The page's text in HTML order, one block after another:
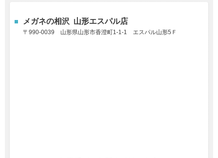
メガネの相沢 山形エスパル店
〒 990-0039 山形県山形市香澄町1-1-1 エスパル山形5Ｆ